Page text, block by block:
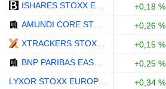
+0,18 %
+0,26 %
+0,15 %
+0,25 %
+0,34 %